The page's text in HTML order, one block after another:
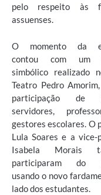
pelo respeito às
assuenses.
O momento da
contou com um
simbólico realizado
Teatro Pedro
participação de
servidores,
gestores escolares. O
Lula Soares e a vice-
Isabela Morais
participaram do
usando o novo
lado dos estudantes.